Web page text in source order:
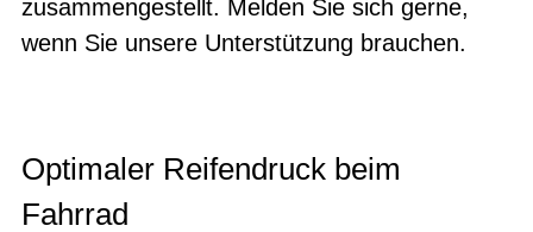
zusammengestellt. Melden Sie sich gerne,
wenn Sie unsere Unterstützung brauchen.
Optimaler Reifendruck beim
Fahrrad